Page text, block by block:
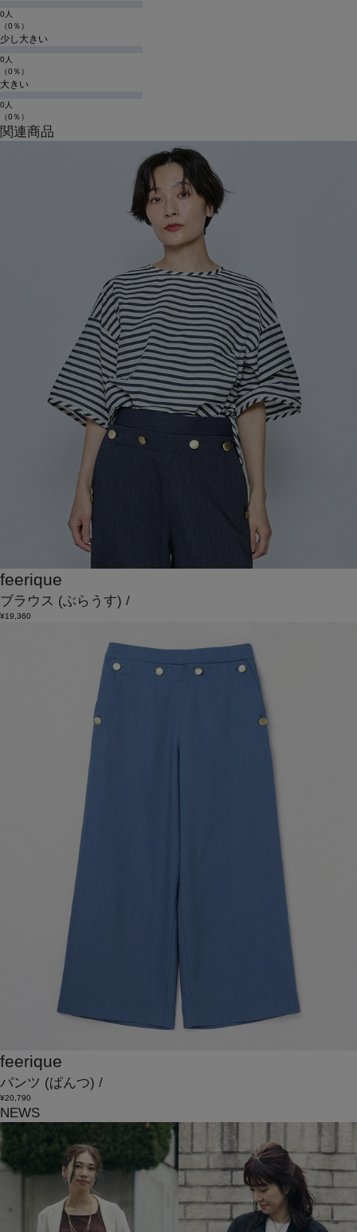
0人
（0％）
少し大きい
0人
（0％）
大きい
0人
（0％）
関連商品
feerique
ブラウス (ぶらうす) /
¥19,360
feerique
パンツ (ぱんつ) /
¥20,790
NEWS